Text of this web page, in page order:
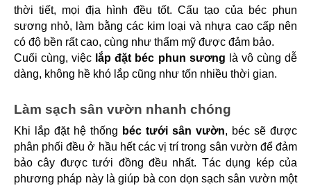
thời tiết, mọi địa hình đều tốt. Cấu tạo của béc phun
sương nhỏ, làm bằng các kim loại và nhựa cao cấp nên
có độ bền rất cao, cùng như thẩm mỹ được đảm bảo.
Cuối cùng, việc lắp đặt béc phun sương là vô cùng dễ
dàng, không hề khó lắp cũng như tốn nhiều thời gian.
Làm sạch sân vườn nhanh chóng
Khi lắp đặt hệ thống béc tưới sân vườn, béc sẽ được
phân phối đều ở hầu hết các vị trí trong sân vườn để đảm
bảo cây được tưới đồng đều nhất. Tác dụng kép của
phương pháp này là giúp bà con dọn sạch sân vườn một